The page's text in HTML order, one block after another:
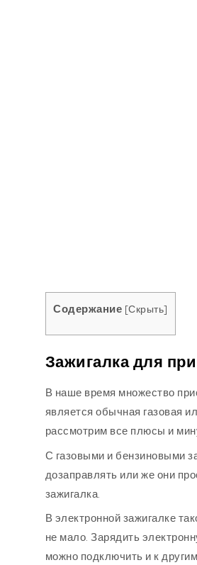
Содержание [Скрыть]
Зажигалка для
В наше время множество
является обычная газовая
рассмотрим все плюсы и
С газовыми и бензиновыми
дозаправлять или же они
зажигалка.
В электронной зажигалке
не мало. Зарядить
можно подключить и к